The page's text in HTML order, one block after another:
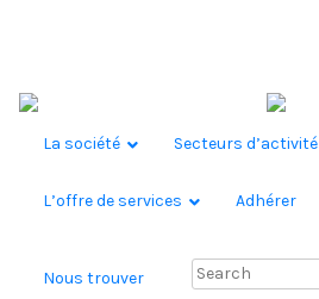
Skip to content
La société Secteurs d’activité
L’offre de services Adhérer
Nous trouver